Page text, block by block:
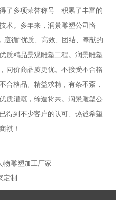
了多项荣誉称号，积累了丰富的
术。多年来，润景雕塑公司恪
遵循“优质、高效、团结、奉献的
质精品景观雕塑工程。润景雕塑
同价商品质更优。不接受不合格
合格品。精益求精，有条不紊，
质灌溉，缔造将来。润景雕塑公
得到不少客户的认可、热诚希望
祺！
物雕塑加工厂家
定制